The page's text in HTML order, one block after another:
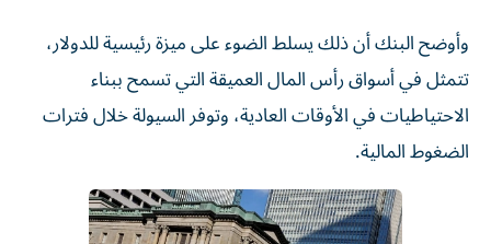
وأوضح البنك أن ذلك يسلط الضوء على ميزة رئيسية للدولار،
تتمثل في أسواق رأس المال العميقة التي تسمح ببناء
الاحتياطيات في الأوقات العادية، وتوفر السيولة خلال فترات
الضغوط المالية.